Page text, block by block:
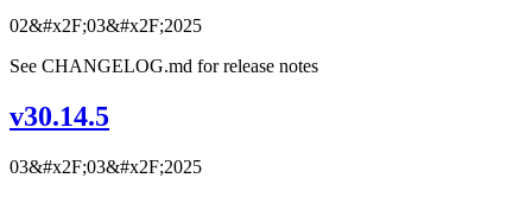
02&#x2F;03&#x2F;2025
See CHANGELOG.md for release notes
v30.14.5
03&#x2F;03&#x2F;2025